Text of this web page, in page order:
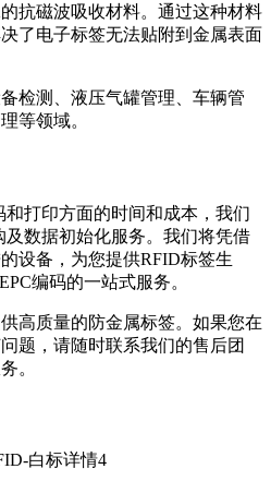
抗磁波吸收材料。通过这种材料
了电子标签无法贴附到金属表面
检测、液压气罐管理、车辆管
等领域。
打印方面的时间和成本，我们
数据初始化服务。我们将凭借
设备，为您提供RFID标签生
编码的一站式服务。
高质量的防金属标签。如果您在
题，请随时联系我们的售后团
。